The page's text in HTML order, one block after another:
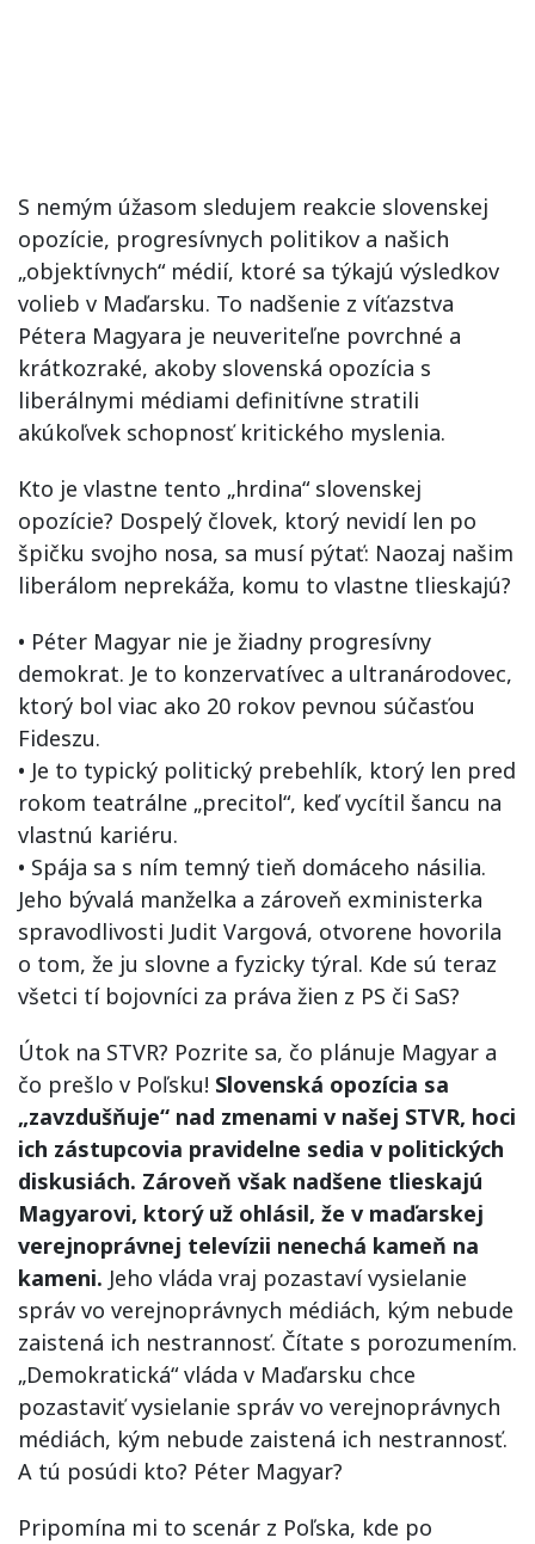
S nemým úžasom sledujem reakcie slovenskej
opozície, progresívnych politikov a našich
„objektívnych“ médií, ktoré sa týkajú výsledkov
volieb v Maďarsku. To nadšenie z víťazstva
Pétera Magyara je neuveriteľne povrchné a
krátkozraké, akoby slovenská opozícia s
liberálnymi médiami definitívne stratili
akúkoľvek schopnosť kritického myslenia.
Kto je vlastne tento „hrdina“ slovenskej
opozície? Dospelý človek, ktorý nevidí len po
špičku svojho nosa, sa musí pýtať: Naozaj našim
liberálom neprekáža, komu to vlastne tlieskajú?
• Péter Magyar nie je žiadny progresívny
demokrat. Je to konzervatívec a ultranárodovec,
ktorý bol viac ako 20 rokov pevnou súčasťou
Fideszu.
• Je to typický politický prebehlík, ktorý len pred
rokom teatrálne „precitol“, keď vycítil šancu na
vlastnú kariéru.
• Spája sa s ním temný tieň domáceho násilia.
Jeho bývalá manželka a zároveň exministerka
spravodlivosti Judit Vargová, otvorene hovorila
o tom, že ju slovne a fyzicky týral. Kde sú teraz
všetci tí bojovníci za práva žien z PS či SaS?
Útok na STVR? Pozrite sa, čo plánuje Magyar a
čo prešlo v Poľsku! Slovenská opozícia sa
„zavzdušňuje“ nad zmenami v našej STVR, hoci
ich zástupcovia pravidelne sedia v politických
diskusiách. Zároveň však nadšene tlieskajú
Magyarovi, ktorý už ohlásil, že v maďarskej
verejnoprávnej televízii nenechá kameň na
kameni. Jeho vláda vraj pozastaví vysielanie
správ vo verejnoprávnych médiách, kým nebude
zaistená ich nestrannosť. Čítate s porozumením.
„Demokratická“ vláda v Maďarsku chce
pozastaviť vysielanie správ vo verejnoprávnych
médiách, kým nebude zaistená ich nestrannosť.
A tú posúdi kto? Péter Magyar?
Pripomína mi to scenár z Poľska, kde po